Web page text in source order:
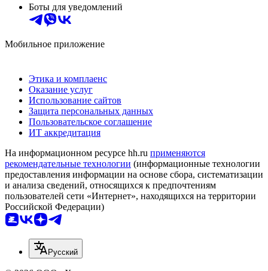
Боты для уведомлений
Мобильное приложение
Этика и комплаенс
Оказание услуг
Использование сайтов
Защита персональных данных
Пользовательское соглашение
ИТ аккредитация
На информационном ресурсе hh.ru применяются
рекомендательные технологии (информационные технологии
предоставления информации на основе сбора, систематизации
и анализа сведений, относящихся к предпочтениям
пользователей сети «Интернет», находящихся на территории
Российской Федерации)
Русский